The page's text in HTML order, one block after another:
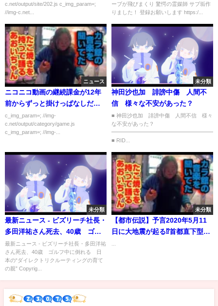
c.net/output/site/202.js c_img_param=;
//img-c.net...
谷義和】切り抜き
ーブが飛びまくり 驚愕の霊媒師 サブ垢作
りました！ 登録お願いします https:/...
ニュース
ニコニコ動画の継続課金が12年
前からずっと掛けっぱなしだっ
た…
c_img_param=; //img-
c.net/output/category/game.js
c_img_param=; //img-...
未分類
神田沙也加 誹謗中傷 人間不
信 様々な不安があった？
■ 神田沙也加 誹謗中傷 人間不信 様々
な不安があった？
■ RID...
未分類
最新ニュース - ビズリーチ社長・
多田洋祐さん死去、40歳 ゴル
フ中に倒れる 日本の“ダイレク
トリクルーティングの育ての親”
最新ニュース - ビズリーチ社長・多田洋祐
さん死去、40歳 ゴルフ中に倒れる 日
本の“ダイレクトリクルーティングの育て
の親” Copyrig...
未分類
【都市伝説】予言2020年5月11
日に大地震が起る⁉︎首都直下型・